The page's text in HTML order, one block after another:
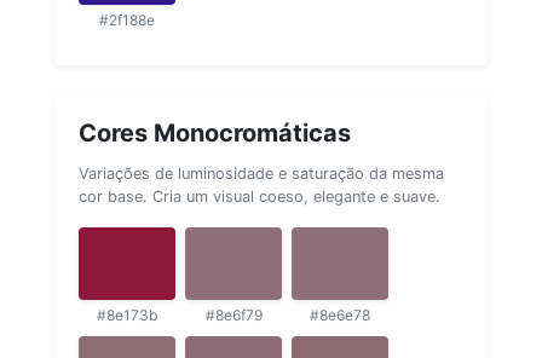
#2f188e
Cores Monocromáticas
Variações de luminosidade e saturação da mesma
cor base. Cria um visual coeso, elegante e suave.
#8e173b #8e6f79 #8e6e78